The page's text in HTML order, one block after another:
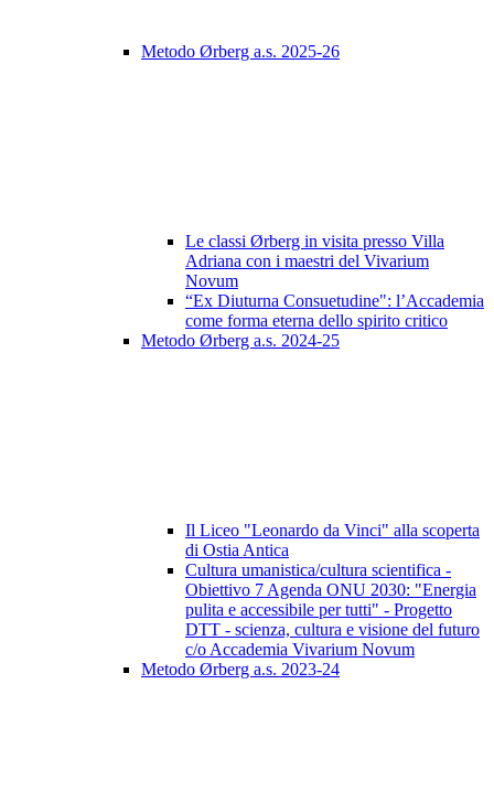
Metodo Ørberg a.s. 2025-26
Le classi Ørberg in visita presso Villa
Adriana con i maestri del Vivarium
Novum
“Ex Diuturna Consuetudine": l’Accademia
come forma eterna dello spirito critico
Metodo Ørberg a.s. 2024-25
Il Liceo "Leonardo da Vinci" alla scoperta
di Ostia Antica
Cultura umanistica/cultura scientifica -
Obiettivo 7 Agenda ONU 2030: "Energia
pulita e accessibile per tutti" - Progetto
DTT - scienza, cultura e visione del futuro
c/o Accademia Vivarium Novum
Metodo Ørberg a.s. 2023-24